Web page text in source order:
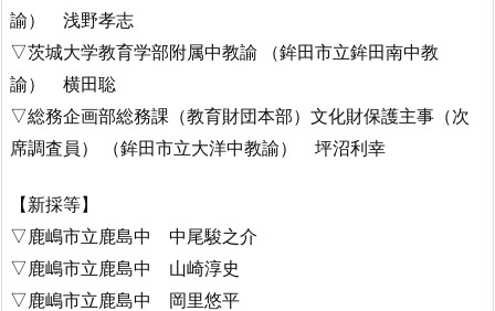
諭） 浅野孝志
▽茨城大学教育学部附属中教諭 （鉾田市立鉾田南中教
諭） 横田聡
▽総務企画部総務課（教育財団本部）文化財保護主事（次
席調査員） （鉾田市立大洋中教諭） 坪沼利幸
【新採等】
▽鹿嶋市立鹿島中 中尾駿之介
▽鹿嶋市立鹿島中 山崎淳史
▽鹿嶋市立鹿島中 岡里悠平